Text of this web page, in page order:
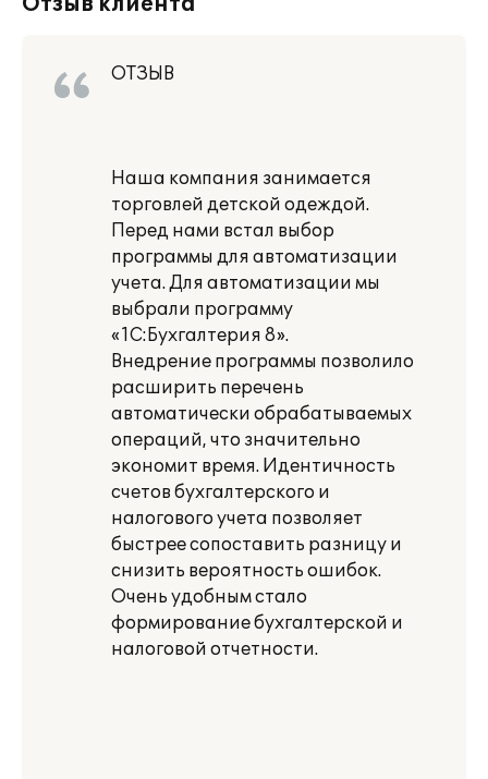
ОТЗЫВ
Наша компания занимается
торговлей детской одеждой.
Перед нами встал выбор
программы для автоматизации
учета. Для автоматизации мы
выбрали программу
«1С:Бухгалтерия 8».
Внедрение программы позволило
расширить перечень
автоматически обрабатываемых
операций, что значительно
экономит время. Идентичность
счетов бухгалтерского и
налогового учета позволяет
быстрее сопоставить разницу и
снизить вероятность ошибок.
Очень удобным стало
формирование бухгалтерской и
налоговой отчетности.